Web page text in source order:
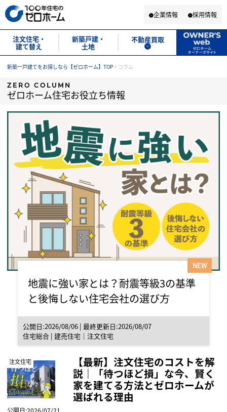
企業情報 採用情報
注文住宅・
建て替え
新築戸建・
土地
不動産買取
新築一戸建てをお探しなら【ゼロホーム】TOP> コラム
ZERO COLUMN
ゼロホーム住宅お役立ち情報
地震に強い家とは？耐震等級3の基準
と後悔しない住宅会社の選び方
公開日:2026/08/06 | 最終更新日:2026/08/07
住宅総合 | 建売住宅 ｜ 注文住宅
NEW
注文住宅 【最新】注文住宅のコストを解
説｜「待つほど損」な今、賢く
家を建てる方法とゼロホームが
選ばれる理由